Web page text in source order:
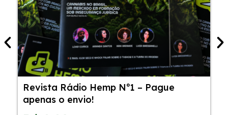
Revista Rádio Hemp Nº1 – Pague
apenas o envio!